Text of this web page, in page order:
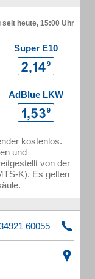
seit heute, 15:00 Uhr
Super E10
AdBlue LKW
kostenlos.
und
von der
K). Es gelten